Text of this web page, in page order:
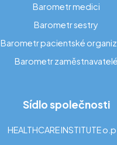
Barometr medici
Barometr sestry
Barometr pacientské
Barometr zaměstnavatelé
Sídlo společnosti
HEALTHCARE INSTITUTE